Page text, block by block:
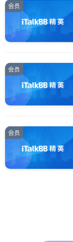
会员
会员
会员